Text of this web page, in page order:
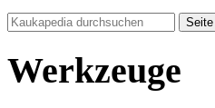
Werkzeuge